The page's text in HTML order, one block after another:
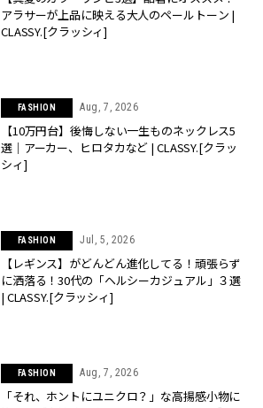
アラサーが上品に映える大人のペールトーン |
CLASSY.[クラッシィ]
FASHION Aug, 7, 2026
【10万円台】後悔しない一生ものネックレス5
選｜アーカー、ヒロタカなど | CLASSY.[クラッ
シィ]
FASHION Jul, 5, 2026
【レギンス】がどんどん進化してる！頑張らず
に洒落る！30代の「ヘルシーカジュアル」３選
| CLASSY.[クラッシィ]
FASHION Aug, 7, 2026
「それ、ホントにユニクロ？」な高揚感小物に